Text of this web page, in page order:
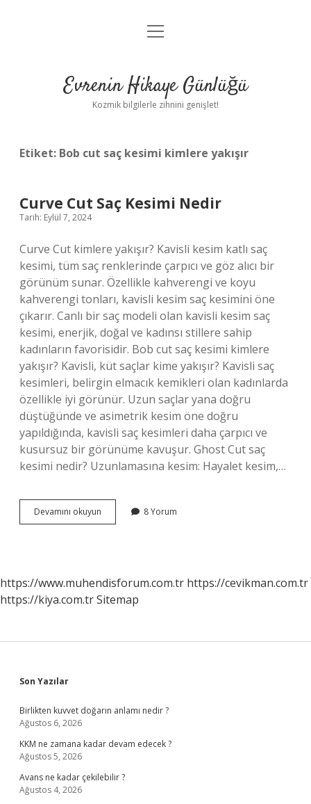
Anasayfa
Yasal Uyarı
menüyü
Evrenin Hikaye Günlüğü
Kozmik bilgilerle zihnini genişlet!
Etiket: Bob cut saç kesimi kimlere yakışır
Curve Cut Saç Kesimi Nedir
Tarih: Eylül 7, 2024
Curve Cut kimlere yakışır? Kavisli kesim katlı saç
kesimi, tüm saç renklerinde çarpıcı ve göz alıcı bir
görünüm sunar. Özellikle kahverengi ve koyu
kahverengi tonları, kavisli kesim saç kesimini öne
çıkarır. Canlı bir saç modeli olan kavisli kesim saç
kesimi, enerjik, doğal ve kadınsı stillere sahip
kadınların favorisidir. Bob cut saç kesimi kimlere
yakışır? Kavisli, küt saçlar kime yakışır? Kavisli saç
kesimleri, belirgin elmacık kemikleri olan kadınlarda
özellikle iyi görünür. Uzun saçlar yana doğru
düştüğünde ve asimetrik kesim öne doğru
yapıldığında, kavisli saç kesimleri daha çarpıcı ve
kusursuz bir görünüme kavuşur. Ghost Cut saç
kesimi nedir? Uzunlamasına kesim: Hayalet kesim,…
Devamını okuyun
Cut
8 Yorum
https://www.muhendisforum.com.tr https://cevikman.com.tr
https://kiya.com.trSitemap
Sidebar
Son Yazılar
Birlikten kuvvet doğarın anlamı nedir ?
Ağustos 6, 2026
KKM ne zamana kadar devam edecek ?
Ağustos 5, 2026
Avans ne kadar çekilebilir ?
Ağustos 4, 2026